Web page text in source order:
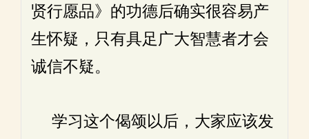
贤行愿品》的功德后确实很容易产
生怀疑，只有具足广大智慧者才会
诚信不疑。
学习这个偈颂以后，大家应该发